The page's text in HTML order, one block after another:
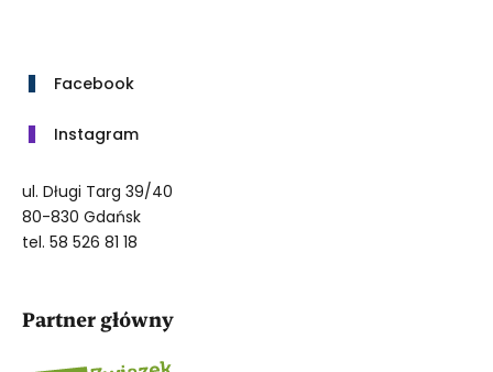
Facebook
Instagram
ul. Długi Targ 39/40
80-830 Gdańsk
tel. 58 526 81 18
Partner główny